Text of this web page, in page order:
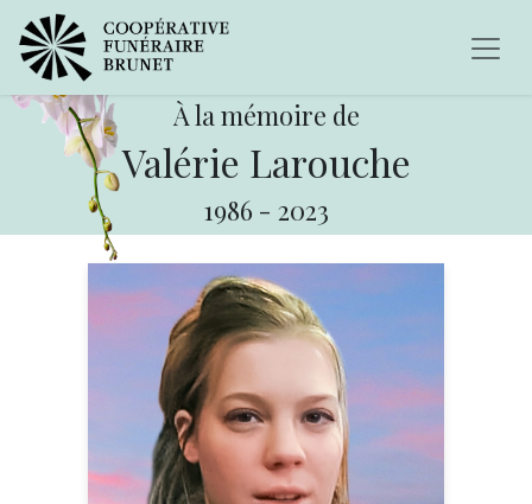
À la mémoire de
Valérie Larouche
1986 - 2023